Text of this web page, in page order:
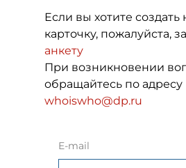
Если вы хотите создать
карточку, пожалуйста,
анкету
При возникновении
обращайтесь по адресу
whoiswho@dp.ru
E-mail